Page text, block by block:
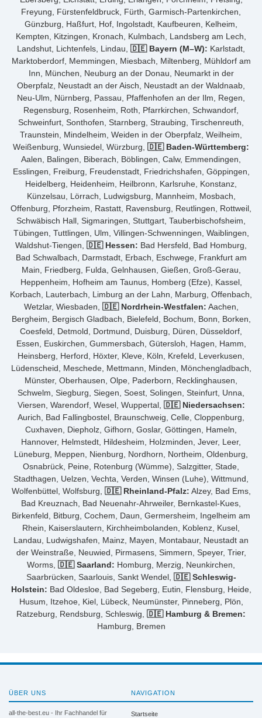
Freyung, Fürstenfeldbruck, Fürth, Garmisch-Partenkirchen,
Günzburg, Haßfurt, Hof, Ingolstadt, Kaufbeuren, Kelheim,
Kempten, Kitzingen, Kronach, Kulmbach, Landsberg am Lech,
Landshut, Lichtenfels, Lindau, 🇩🇪 Bayern (M–W): Karlstadt,
Marktoberdorf, Memmingen, Miesbach, Miltenberg, Mühldorf am
Inn, München, Neuburg an der Donau, Neumarkt in der
Oberpfalz, Neustadt an der Aisch, Neustadt an der Waldnaab,
Neu-Ulm, Nürnberg, Passau, Pfaffenhofen an der Ilm, Regen,
Regensburg, Rosenheim, Roth, Pfarrkirchen, Schwandorf,
Schweinfurt, Sonthofen, Starnberg, Straubing, Tirschenreuth,
Traunstein, Mindelheim, Weiden in der Oberpfalz, Weilheim,
Weißenburg, Wunsiedel, Würzburg, 🇩🇪 Baden-Württemberg:
Aalen, Balingen, Biberach, Böblingen, Calw, Emmendingen,
Esslingen, Freiburg, Freudenstadt, Friedrichshafen, Göppingen,
Heidelberg, Heidenheim, Heilbronn, Karlsruhe, Konstanz,
Künzelsau, Lörrach, Ludwigsburg, Mannheim, Mosbach,
Offenburg, Pforzheim, Rastatt, Ravensburg, Reutlingen, Rottweil,
Schwäbisch Hall, Sigmaringen, Stuttgart, Tauberbischofsheim,
Tübingen, Tuttlingen, Ulm, Villingen-Schwenningen, Waiblingen,
Waldshut-Tiengen, 🇩🇪 Hessen: Bad Hersfeld, Bad Homburg,
Bad Schwalbach, Darmstadt, Erbach, Eschwege, Frankfurt am
Main, Friedberg, Fulda, Gelnhausen, Gießen, Groß-Gerau,
Heppenheim, Hofheim am Taunus, Homberg (Efze), Kassel,
Korbach, Lauterbach, Limburg an der Lahn, Marburg, Offenbach,
Wetzlar, Wiesbaden, 🇩🇪 Nordrhein-Westfalen: Aachen,
Bergheim, Bergisch Gladbach, Bielefeld, Bochum, Bonn, Borken,
Coesfeld, Detmold, Dortmund, Duisburg, Düren, Düsseldorf,
Essen, Euskirchen, Gummersbach, Gütersloh, Hagen, Hamm,
Heinsberg, Herford, Höxter, Kleve, Köln, Krefeld, Leverkusen,
Lüdenscheid, Meschede, Mettmann, Minden, Mönchengladbach,
Münster, Oberhausen, Olpe, Paderborn, Recklinghausen,
Schwelm, Siegburg, Siegen, Soest, Solingen, Steinfurt, Unna,
Viersen, Warendorf, Wesel, Wuppertal, 🇩🇪 Niedersachsen:
Aurich, Bad Fallingbostel, Braunschweig, Celle, Cloppenburg,
Cuxhaven, Diepholz, Gifhorn, Goslar, Göttingen, Hameln,
Hannover, Helmstedt, Hildesheim, Holzminden, Jever, Leer,
Lüneburg, Meppen, Nienburg, Nordhorn, Northeim, Oldenburg,
Osnabrück, Peine, Rotenburg (Wümme), Salzgitter, Stade,
Stadthagen, Uelzen, Vechta, Verden, Winsen (Luhe), Wittmund,
Wolfenbüttel, Wolfsburg, 🇩🇪 Rheinland-Pfalz: Alzey, Bad Ems,
Bad Kreuznach, Bad Neuenahr-Ahrweiler, Bernkastel-Kues,
Birkenfeld, Bitburg, Cochem, Daun, Germersheim, Ingelheim am
Rhein, Kaiserslautern, Kirchheimbolanden, Koblenz, Kusel,
Landau, Ludwigshafen, Mainz, Mayen, Montabaur, Neustadt an
der Weinstraße, Neuwied, Pirmasens, Simmern, Speyer, Trier,
Worms, 🇩🇪 Saarland: Homburg, Merzig, Neunkirchen,
Saarbrücken, Saarlouis, Sankt Wendel, 🇩🇪 Schleswig-
Holstein: Bad Oldesloe, Bad Segeberg, Eutin, Flensburg, Heide,
Husum, Itzehoe, Kiel, Lübeck, Neumünster, Pinneberg, Plön,
Ratzeburg, Rendsburg, Schleswig, 🇩🇪 Hamburg & Bremen:
Hamburg, Bremen
ÜBER UNS
all-the-best.eu - Ihr Fachhandel für
NAVIGATION
Startseite